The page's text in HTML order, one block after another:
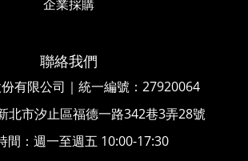
企業採購
聯絡我們
有限公司｜統一編號 ： 27920064
北市汐止區福德一路342巷3弄28號
間：週一至週五 10:00-17:30